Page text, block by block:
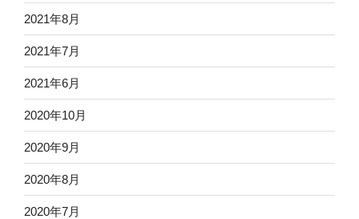
2021年8月
2021年7月
2021年6月
2020年10月
2020年9月
2020年8月
2020年7月